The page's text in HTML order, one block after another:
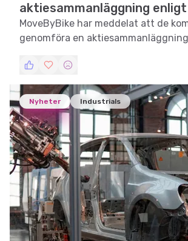
aktiesammanläggning
MoveByBike har meddelat att de
genomföra en
och bolagets aktiestruktur.
Nyheter Industrials